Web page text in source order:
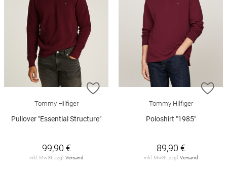
ZUR WUNSCHLISTE HINZUFÜGEN
Tommy Hilfiger
Pullover "Essential Structure"
99,90 €
inkl. MwSt. zzgl. Versand
Tommy Hilfiger
Poloshirt "1985"
89,90 €
inkl. MwSt. zzgl. Versand